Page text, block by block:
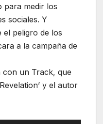
para medir los
sociales. Y
el peligro de los
a la campaña de
con un Track, que
y el autor